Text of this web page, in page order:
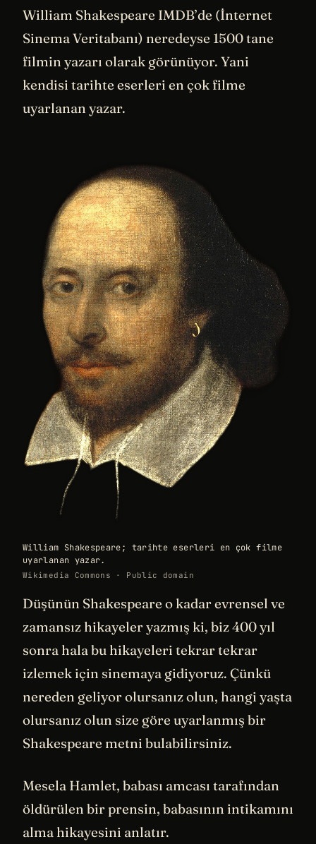
William Shakespeare IMDB’de (İnternet
Sinema Veritabanı) neredeyse 1500 tane
filmin yazarı olarak görünüyor. Yani
kendisi tarihte eserleri en çok filme
uyarlanan yazar.
William Shakespeare; tarihte eserleri en çok filme
uyarlanan yazar.
Wikimedia Commons · Public domain
Düşünün Shakespeare o kadar evrensel ve
zamansız hikayeler yazmış ki, biz 400 yıl
sonra hala bu hikayeleri tekrar tekrar
izlemek için sinemaya gidiyoruz. Çünkü
nereden geliyor olursanız olun, hangi yaşta
olursanız olun size göre uyarlanmış bir
Shakespeare metni bulabilirsiniz.
Mesela Hamlet, babası amcası tarafından
öldürülen bir prensin, babasının intikamını
alma hikayesini anlatır.